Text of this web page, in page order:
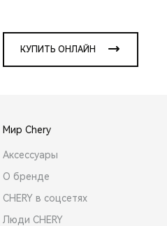
КУПИТЬ ОНЛАЙН
Мир Chery
Аксессуары
О бренде
CHERY в соцсетях
Люди CHERY